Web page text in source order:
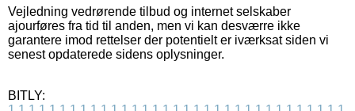
Vejledning vedrørende tilbud og internet selskaber
ajourføres fra tid til anden, men vi kan desværre ikke
garantere imod rettelser der potentielt er iværksat siden vi
senest opdaterede sidens oplysninger.
BITLY: